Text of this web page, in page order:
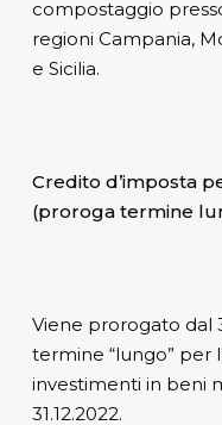
compostaggio
regioni Campania,
e Sicilia.
Credito d’imposta
(proroga termine
Viene prorogato dal
termine “lungo” per
investimenti in beni
31.12.2022.